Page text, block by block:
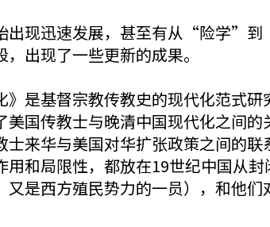
出现迅速发展，甚至有从“险学”
出现了一些更新的成果。
是基督宗教传教史的现代化范式
国传教士与晚清中国现代化之间
来华与美国对华扩张政策之间的
和局限性，都放在19世纪中国从
是西方殖民势力的一员），和他